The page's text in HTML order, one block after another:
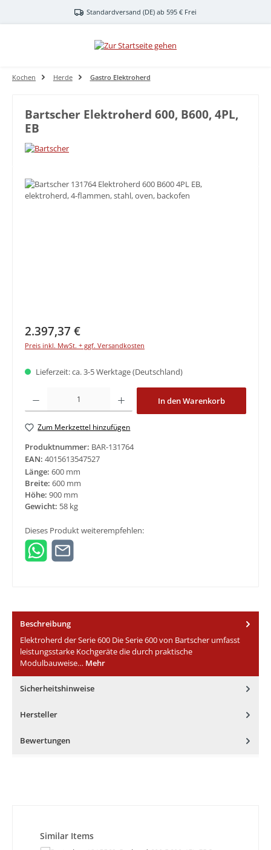
Zum Hauptinhalt springenStandardversand (DE) ab 595 € Frei
Kochen Herde Gastro Elektroherd
Bartscher Elektroherd 600, B600, 4PL,
EB
Bildergalerie überspringen
Regulärer Preis:
2.397,37 €
Preis inkl. MwSt. + ggf. Versandkosten
Lieferzeit: ca. 3-5 Werktage (Deutschland)
Produkt Anzahl: Gib den gewünschten Wert ein oder benutze die
In den Warenkorb
Zum Merkzettel hinzufügen
Produktnummer: BAR-131764
EAN: 4015613547527
Länge: 600 mm
Breite: 600 mm
Höhe: 900 mm
Gewicht: 58 kg
Dieses Produkt weiterempfehlen:
Beschreibung
Elektroherd der Serie 600 Die Serie 600 von Bartscher umfasst
leistungsstarke Kochgeräte die durch praktische
Modulbauweise… Mehr
Sicherheitshinweise
Hersteller
Bewertungen
Produktgalerie überspringen
Similar Items